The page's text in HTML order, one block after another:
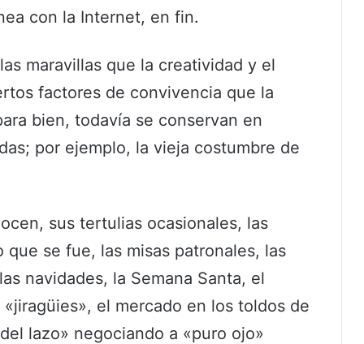
con la Internet, en fin.
maravillas que la creatividad y el
factores de convivencia que la
bien, todavía se conservan en
por ejemplo, la vieja costumbre de
sus tertulias ocasionales, las
se fue, las misas patronales, las
navidades, la Semana Santa, el
el mercado en los toldos de
lazo» negociando a «puro ojo»